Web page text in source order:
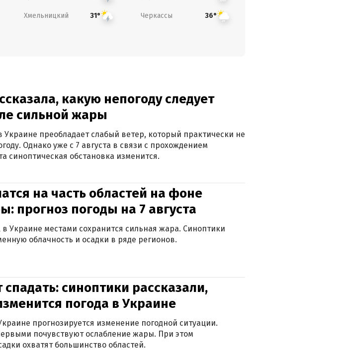
Хмельницкий 31° Черкассы 36°
какую непогоду следует
сильной жары
Украине преобладает слабый ветер, который практически не
Однако уже с 7 августа в связи с прохождением
синоптическая обстановка изменится.
на часть областей на фоне
прогноз погоды на 7 августа
в Украине местами сохранится сильная жара. Синоптики
облачность и осадки в ряде регионов.
синоптики рассказали,
погода в Украине
прогнозируется изменение погодной ситуации.
почувствуют ослабление жары. При этом
охватят большинство областей.